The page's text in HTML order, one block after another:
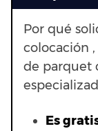
Por qué
colocación
de parquet
Es